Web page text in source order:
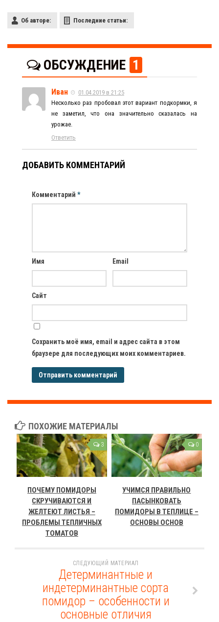
Об авторе: Последние статьи:
ОБСУЖДЕНИЕ 1
Иван
01.04.2019 в 21:25
Несколько раз пробовал этот вариант подкормки, я
не заметил, что она значительно сказалась на
урожае.
Ответить
ДОБАВИТЬ КОММЕНТАРИЙ
Комментарий *
Имя Email
Сайт
Сохранить моё имя, email и адрес сайта в этом
браузере для последующих моих комментариев.
ПОХОЖИЕ МАТЕРИАЛЫ
3
ПОЧЕМУ ПОМИДОРЫ
СКРУЧИВАЮТСЯ И
ЖЕЛТЕЮТ ЛИСТЬЯ –
ПРОБЛЕМЫ ТЕПЛИЧНЫХ
ТОМАТОВ
0
УЧИМСЯ ПРАВИЛЬНО
ПАСЫНКОВАТЬ
ПОМИДОРЫ В ТЕПЛИЦЕ –
ОСНОВЫ ОСНОВ
СЛЕДУЮЩИЙ МАТЕРИАЛ
Детерминантные и
индетерминантные сорта
помидор – особенности и
основные отличия